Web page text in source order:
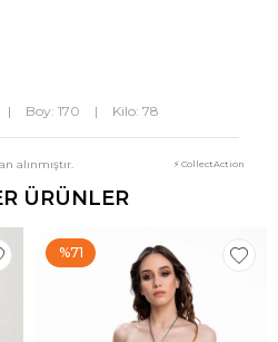
| Boy: 170 | Kilo: 78
alınmıştır. ⚡ CollectAction
ÜRÜNLER
%71